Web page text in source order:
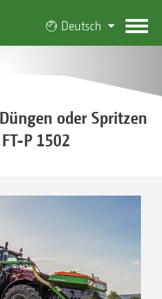
Deutsch
oder Spritzen
P 1502